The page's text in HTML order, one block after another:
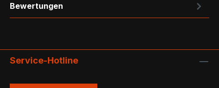
Bewertungen
Service-Hotline